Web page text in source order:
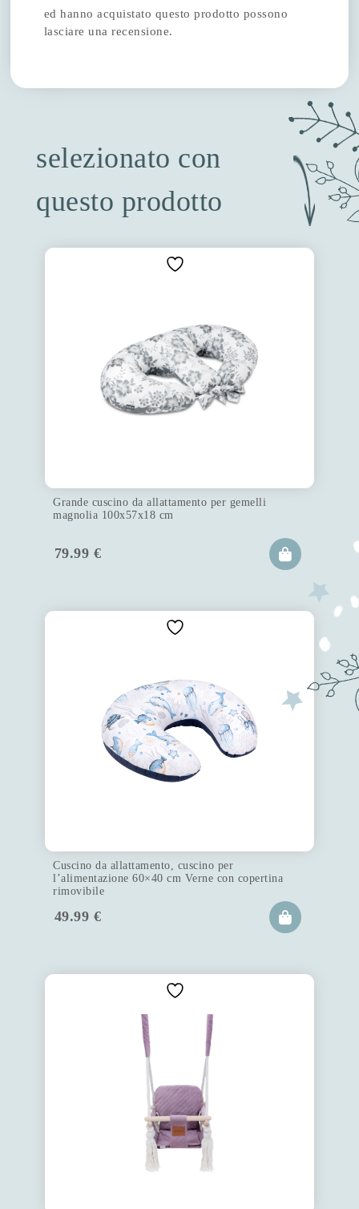
ed hanno acquistato questo prodotto possono
lasciare una recensione.
selezionato con
questo prodotto
Grande cuscino da allattamento per gemelli
magnolia 100x57x18 cm
79.99 €
Cuscino da allattamento, cuscino per
l’alimentazione 60×40 cm Verne con copertina
rimovibile
49.99 €